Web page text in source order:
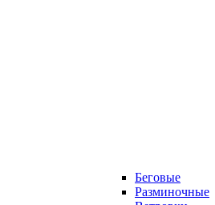
Беговые
Разминочные